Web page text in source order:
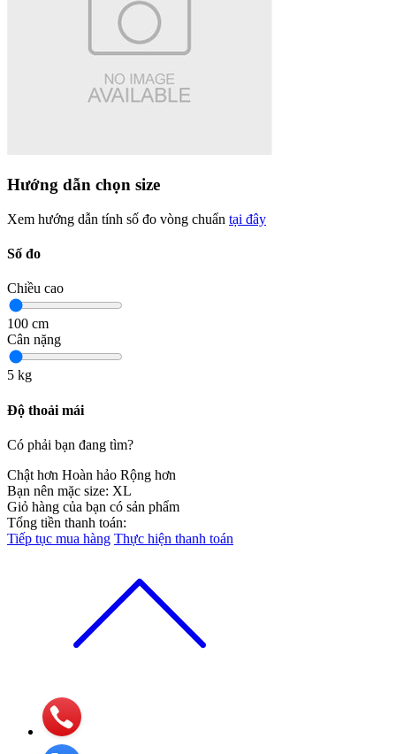
Hướng dẫn chọn size
Xem hướng dẫn tính số đo vòng chuẩn tại đây
Số đo
Chiều cao
100 cm
Cân nặng
5 kg
Độ thoải mái
Có phải bạn đang tìm?
Chật hơn Hoàn hảo Rộng hơn
Bạn nên mặc size: XL
Giỏ hàng của bạn có sản phẩm
Tổng tiền thanh toán:
Tiếp tục mua hàng Thực hiện thanh toán